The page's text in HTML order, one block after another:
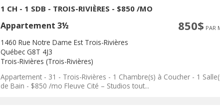
1 CH - 1 SDB - TROIS-RIVIÈRES - $850 /MO
Appartement 3½ 850$ PAR
1460 Rue Notre Dame Est Trois-Rivières
Québec G8T 4J3
Trois-Rivières (Trois-Rivières)
Appartement - 31 - Trois-Rivières - 1 Chambre(s) à Coucher - 1
de Bain - $850 /mo Fleuve Cité – Studios tout...